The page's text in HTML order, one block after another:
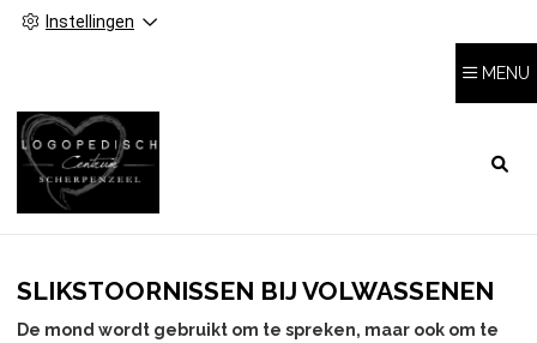
Instellingen
MENU
SLIKSTOORNISSEN BIJ VOLWASSENEN
De mond wordt gebruikt om te spreken, maar ook om te